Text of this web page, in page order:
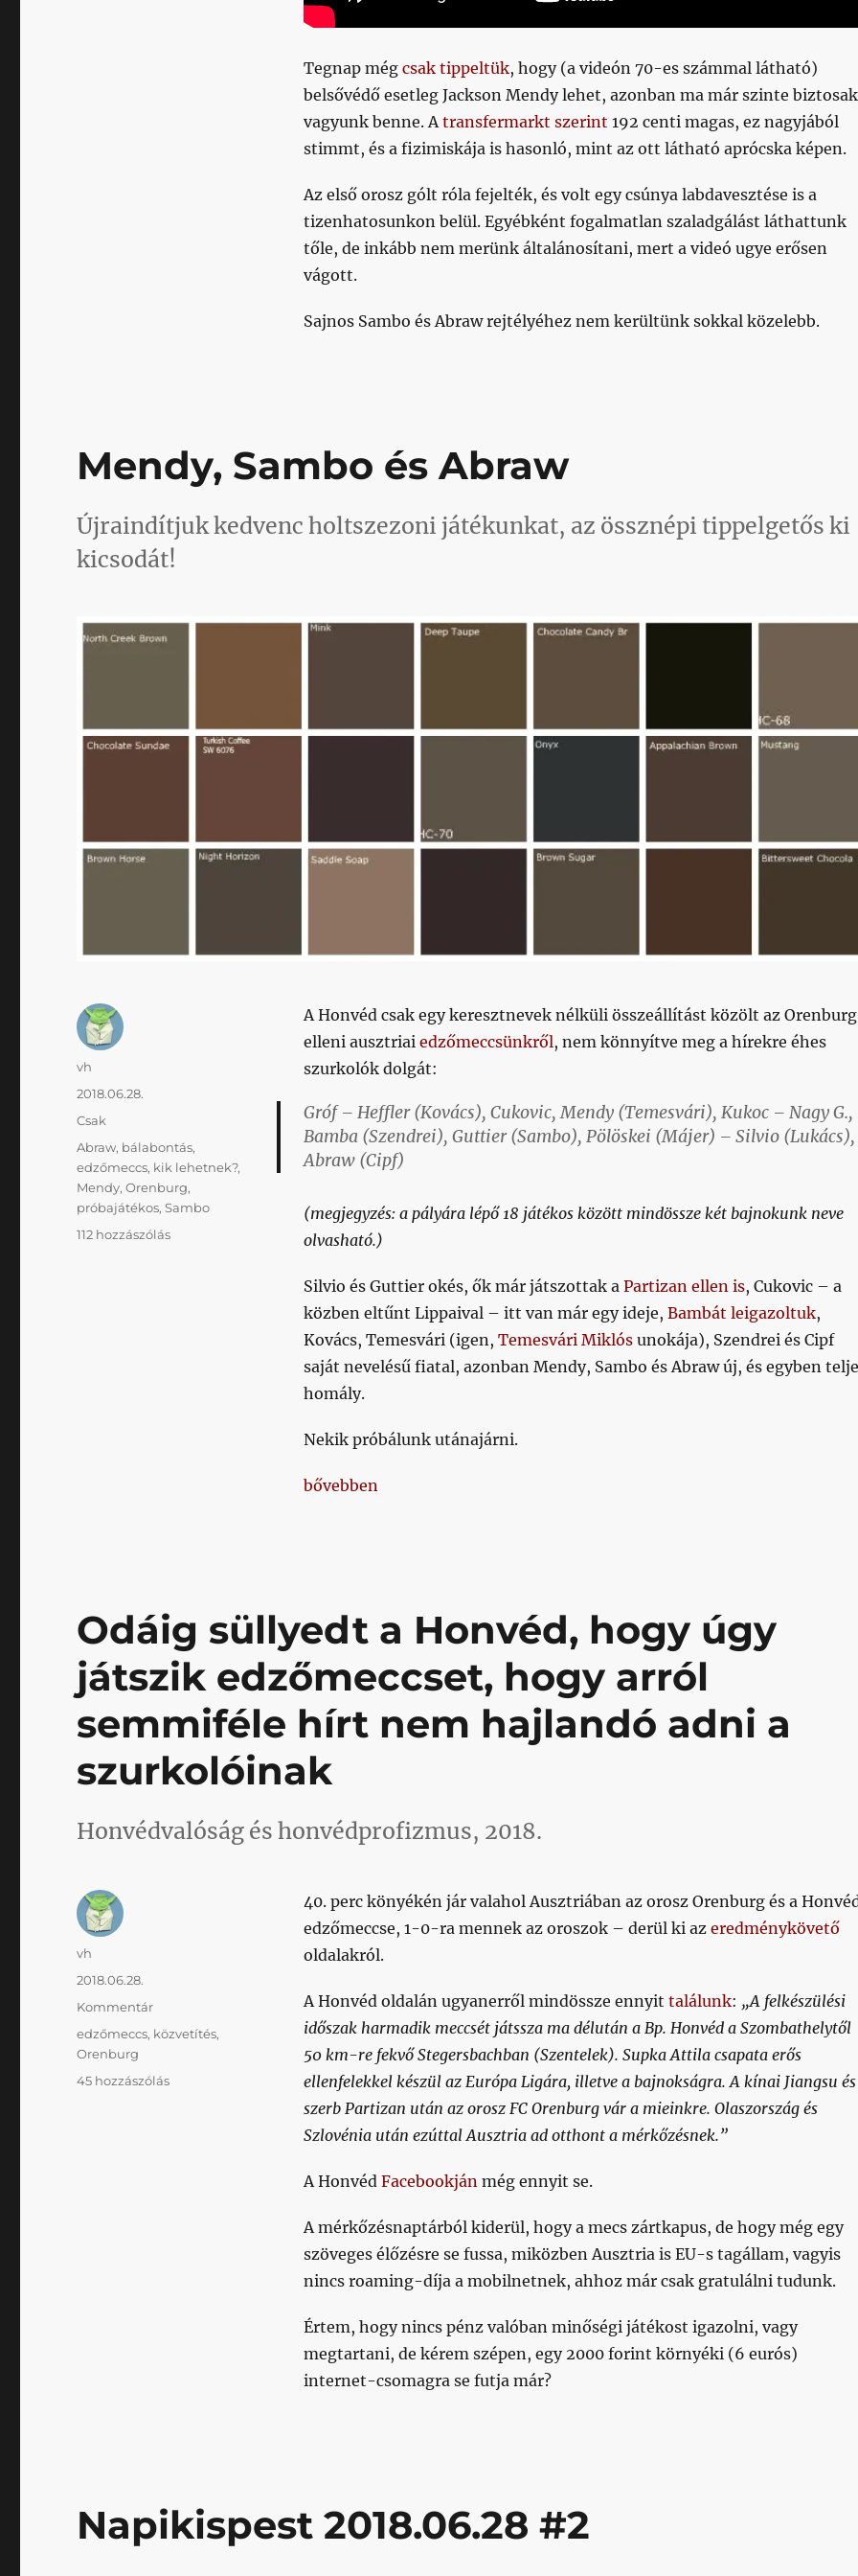
Tegnap még csak tippeltük, hogy (a videón 70-es számmal látható)
belsővédő esetleg Jackson Mendy lehet, azonban ma már szinte biztosak
vagyunk benne. Atransfermarkt szerint 192 centi magas, ez nagyjából
stimmt, és a fizimiskája is hasonló, mint az ott látható aprócska képen.
Az első orosz gólt róla fejelték, és volt egy csúnya labdavesztése is a
tizenhatosunkon belül. Egyébként fogalmatlan szaladgálást láthattunk
tőle, de inkább nem merünk általánosítani, mert a videó ugye erősen
vágott.
Sajnos Sambo és Abraw rejtélyéhez nem kerültünk sokkal közelebb.
Mendy, Sambo és Abraw
Újraindítjuk kedvenc holtszezoni játékunkat, az össznépi tippelgetős ki
kicsodát!
A Honvéd csak egy keresztnevek nélküli összeállítást közölt az Orenburg
elleni ausztriai edzőmeccsünkről, nem könnyítve meg a hírekre éhes
szurkolók dolgát:
Gróf – Heffler (Kovács), Cukovic, Mendy (Temesvári), Kukoc – Nagy G.,
Bamba (Szendrei), Guttier (Sambo), Pölöskei (Májer) – Silvio (Lukács),
Abraw (Cipf)
(megjegyzés: a pályára lépő 18 játékos között mindössze két bajnokunk neve
olvasható.)
Silvio és Guttier okés, ők már játszottak a Partizan ellen is, Cukovic – a
közben eltűnt Lippaival – itt van már egy ideje, Bambát leigazoltuk,
Kovács, Temesvári (igen, Temesvári Miklósunokája), Szendrei és Cipf
saját nevelésű fiatal, azonban Mendy, Sambo és Abraw új, és egyben
homály.
Nekik próbálunk utánajárni.
„Mendy, Sambo és Abraw”
bővebben
Szerző
vh
Közzétéve
2018.06.28.
Kategória
Csak
Címke
Abraw, bálabontás,
edzőmeccs, kik lehetnek?,
Mendy,Orenburg,
próbajátékos,Sambo
112 hozzászólásMendy,
Odáig süllyedt a Honvéd, hogy úgy
játszik edzőmeccset, hogy arról
semmiféle hírt nem hajlandó adni a
szurkolóinak
Honvédvalóság és honvédprofizmus, 2018.
40. perc könyékén jár valahol Ausztriában az orosz Orenburg és a
edzőmeccse, 1-0-ra mennek az oroszok – derül ki az eredménykövető
oldalakról.
A Honvéd oldalán ugyanerről mindössze ennyit találunk: „A felkészülési
időszak harmadik meccsét játssza ma délután a Bp. Honvéd a Szombathelytől
50 km-re fekvő Stegersbachban (Szentelek). Supka Attila csapata erős
ellenfelekkel készül az Európa Ligára, illetve a bajnokságra. A kínai Jiangsu
szerb Partizan után az orosz FC Orenburg vár a mieinkre. Olaszország és
Szlovénia után ezúttal Ausztria ad otthont a mérkőzésnek.”
A Honvéd Facebookján még ennyit se.
A mérkőzésnaptárból kiderül, hogy a mecs zártkapus, de hogy még egy
szöveges élőzésre se fussa, miközben Ausztria is EU-s tagállam, vagyis
nincs roaming-díja a mobilnetnek, ahhoz már csak gratulálni tudunk.
Értem, hogy nincs pénz valóban minőségi játékost igazolni, vagy
megtartani, de kérem szépen, egy 2000 forint környéki (6 eurós)
internet-csomagra se futja már?
Szerző
vh
Közzétéve
2018.06.28.
Kategória
Kommentár
Címke
edzőmeccs, közvetítés,
Orenburg
45 hozzászólásOdáig
Napikispest 2018.06.28 #2